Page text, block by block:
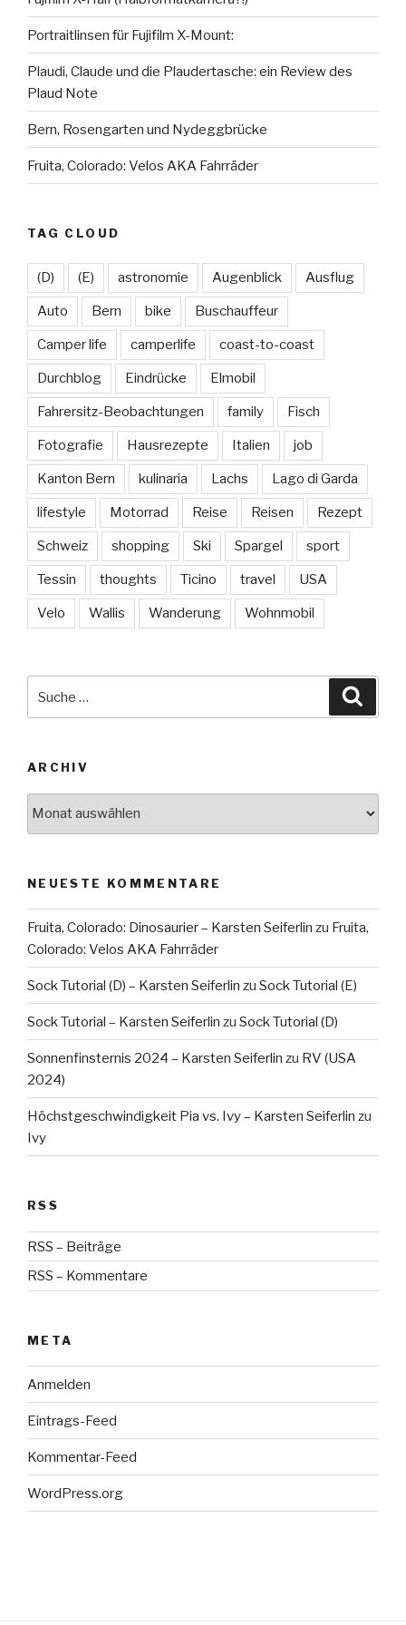
Portraitlinsen für Fujifilm X-Mount:
Plaudi, Claude und die Plaudertasche: ein Review des
Plaud Note
Bern, Rosengarten und Nydeggbrücke
Fruita, Colorado: Velos AKA Fahrräder
TAG CLOUD
(D) (E) astronomie Augenblick Ausflug
Auto Bern bike Buschauffeur
Camper life camperlife coast-to-coast
Durchblog Eindrücke Elmobil
Fahrersitz-Beobachtungen family Fisch
Fotografie Hausrezepte Italien job
Kanton Bern kulinaria Lachs Lago di Garda
lifestyle Motorrad Reise Reisen Rezept
Schweiz shopping Ski Spargel sport
Tessin thoughts Ticino travel USA
Velo Wallis Wanderung Wohnmobil
nach:
ARCHIV
NEUESTE KOMMENTARE
Fruita, Colorado: Dinosaurier – Karsten Seiferlin zu Fruita,
Colorado: Velos AKA Fahrräder
Sock Tutorial (D) – Karsten Seiferlin zu Sock Tutorial (E)
Sock Tutorial – Karsten Seiferlin zu Sock Tutorial (D)
Sonnenfinsternis 2024 – Karsten Seiferlin zu RV (USA
2024)
Höchstgeschwindigkeit Pia vs. Ivy – Karsten Seiferlin zu
Ivy
RSS
RSS – Beiträge
RSS – Kommentare
META
Anmelden
Eintrags-Feed
Kommentar-Feed
WordPress.org